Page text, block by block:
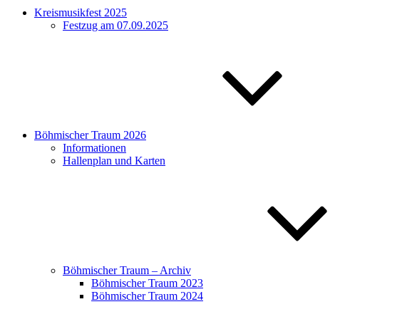
Kreismusikfest 2025
Festzug am 07.09.2025
Böhmischer Traum 2026
Informationen
Hallenplan und Karten
Böhmischer Traum – Archiv
Böhmischer Traum 2023
Böhmischer Traum 2024